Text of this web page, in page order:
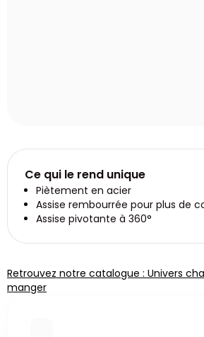
Ce qui le rend unique
Piètement en acier
Assise rembourrée pour plus de
Assise pivotante à 360°
Retrouvez notre catalogue : Univers
manger